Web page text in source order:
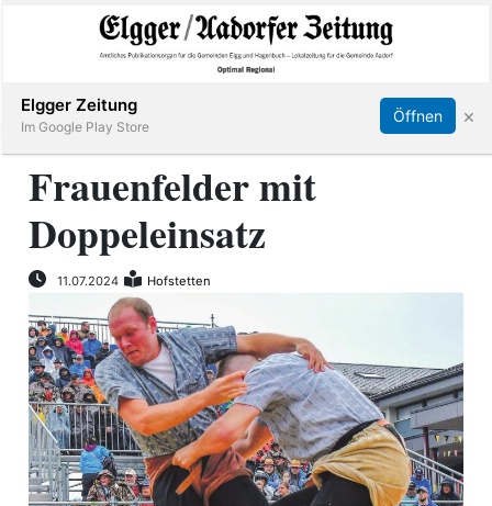
Elgg
Aadorf
Hagenbuch
E-
Paper
App
Abonnieren Online Anmelden Anmelden
Frauenfelder mit
Doppeleinsatz
11.07.2024 Hofstetten
Elgger Zeitung
Im Google Play Store
Öffnen ×